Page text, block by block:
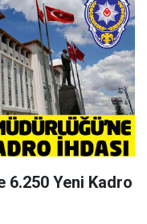
6.250 Yeni Kadro